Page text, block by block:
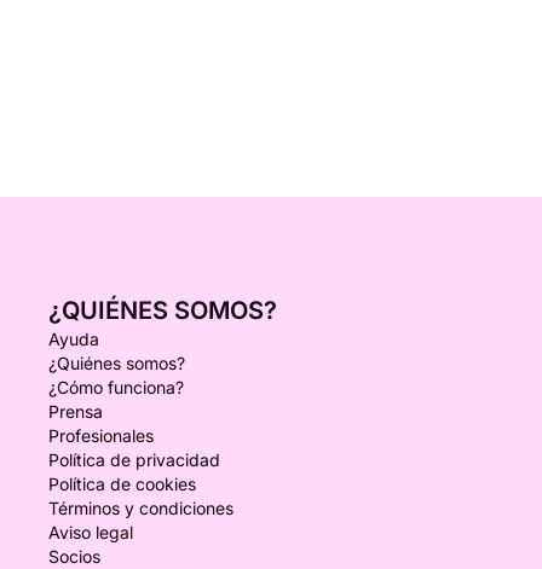
¿QUIÉNES SOMOS?
Ayuda
¿Quiénes somos?
¿Cómo funciona?
Prensa
Profesionales
Política de privacidad
Política de cookies
Términos y condiciones
Aviso legal
Socios